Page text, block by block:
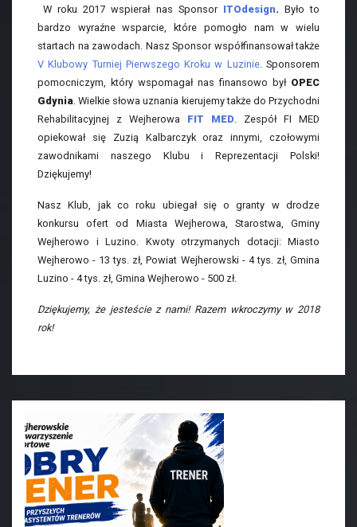
W roku 2017 wspierał nas Sponsor ITOdesign. Było to
bardzo wyraźne wsparcie, które pomogło nam w wielu
startach na zawodach. Nasz Sponsor współfinansował także
V Klubowy Turniej Pierwszego Kroku w Luzinie. Sponsorem
pomocniczym, który wspomagał nas finansowo był OPEC
Gdynia . Wielkie słowa uznania kierujemy także do Przychodni
Rehabilitacyjnej z Wejherowa FIT MED . Zespół FI MED
opiekował się Zuzią Kalbarczyk oraz innymi, czołowymi
zawodnikami naszego Klubu i Reprezentacji Polski!
Dziękujemy!
Nasz Klub, jak co roku ubiegał się o granty w drodze
konkursu ofert od Miasta Wejherowa, Starostwa, Gminy
Wejherowo i Luzino. Kwoty otrzymanych dotacji: Miasto
Wejherowo - 13 tys. zł, Powiat Wejherowski - 4 tys. zł, Gmina
Luzino - 4 tys. zł, Gmina Wejherowo - 500 zł.
Dziękujemy, że jesteście z nami! Razem wkroczymy w 2018
rok!